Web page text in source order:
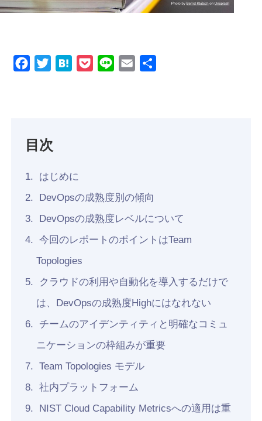
About Us
Facebook
Twitter HatenaPocketLine Email
目次
はじめに
DevOpsの成熟度別の傾向
DevOpsの成熟度レベルについて
今回のレポートのポイントはTeam
Topologies
クラウドの利用や自動化を導入するだけで
は、DevOpsの成熟度Highにはなれない
チームのアイデンティティと明確なコミュ
ニケーションの枠組みが重要
Team Topologies モデル
社内プラットフォーム
NIST Cloud Capability Metricsへの適用は重